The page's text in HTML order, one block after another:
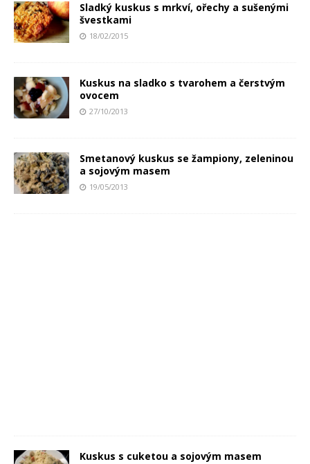
Sladký kuskus s mrkví, ořechy a sušenými
švestkami
18/02/2015
Kuskus na sladko s tvarohem a čerstvým
ovocem
27/10/2013
Smetanový kuskus se žampiony, zeleninou
a sojovým masem
19/05/2013
Kuskus s cuketou a sojovým masem